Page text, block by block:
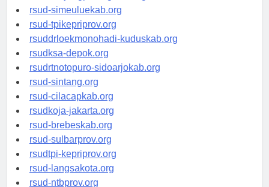
rsud-tanjungpinangkota.org
rsud-simeuluekab.org
rsud-tpikepriprov.org
rsuddrloekmonohadi-kuduskab.org
rsudksa-depok.org
rsudrtnotopuro-sidoarjokab.org
rsud-sintang.org
rsud-cilacapkab.org
rsudkoja-jakarta.org
rsud-brebeskab.org
rsud-sulbarprov.org
rsudtpi-kepriprov.org
rsud-langsakota.org